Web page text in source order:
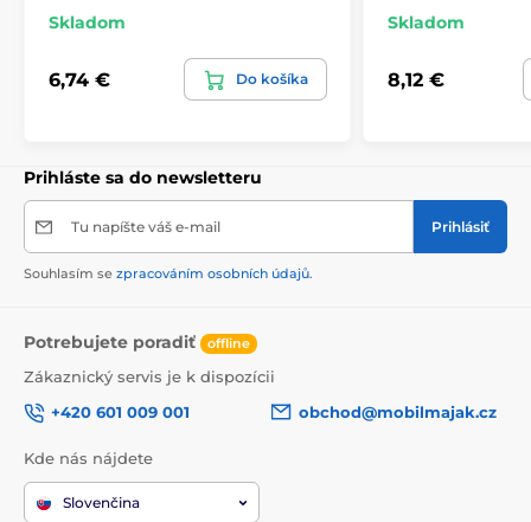
Skladom
6,74 € Do košíka
Skladom
8,12 €
Prihláste sa do newsletteru
Tu napíšte váš e-mail Prihlásiť
Souhlasím se zpracováním osobních údajů.
Potrebujete poradiť offline
Zákaznický servis je k dispozícii
+420 601 009 001
obchod@mobilmajak.cz
Kde nás nájdete
Slovenčina